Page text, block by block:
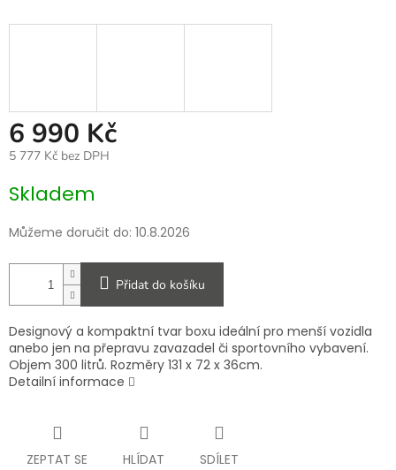
6 990 Kč
5 777 Kč bez DPH
cena:
Skladem
Můžeme doručit do: 10.8.2026
Přidat do košíku
Designový a kompaktní tvar boxu ideální pro menší vozidla
anebo jen na přepravu zavazadel či sportovního vybavení.
Objem 300 litrů. Rozměry 131 x 72 x 36cm.
Detailní informace
ZEPTAT SE HLÍDAT SDÍLET